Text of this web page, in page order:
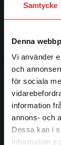
Samtycke
Denna
Vi använder
och
för sociala
information
annons- och
Dessa kan i
information
facklitteratur,
längs hela
Kontakta
Kontakta oss
046-31 20